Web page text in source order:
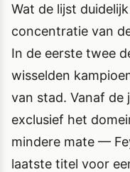
Wat de lijst
concentratie van
In de eerste twee
wisselden
van stad. Vanaf de
exclusief het
mindere mate —
laatste titel voor